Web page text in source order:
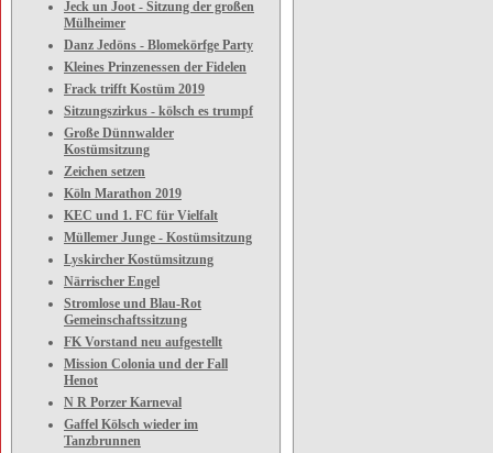
Jeck un Joot - Sitzung der großen
Mülheimer
Danz Jedöns - Blomekörfge Party
Kleines Prinzenessen der Fidelen
Frack trifft Kostüm 2019
Sitzungszirkus - kölsch es trumpf
Große Dünnwalder
Kostümsitzung
Zeichen setzen
Köln Marathon 2019
KEC und 1. FC für Vielfalt
Müllemer Junge - Kostümsitzung
Lyskircher Kostümsitzung
Närrischer Engel
Stromlose und Blau-Rot
Gemeinschaftssitzung
FK Vorstand neu aufgestellt
Mission Colonia und der Fall
Henot
N R Porzer Karneval
Gaffel Kölsch wieder im
Tanzbrunnen